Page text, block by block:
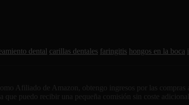
dental carillas dentales faringitis hongos en la boca
Afiliado de Amazon, obtengo ingresos por las compras
que puedo recibir una pequeña comisión sin coste